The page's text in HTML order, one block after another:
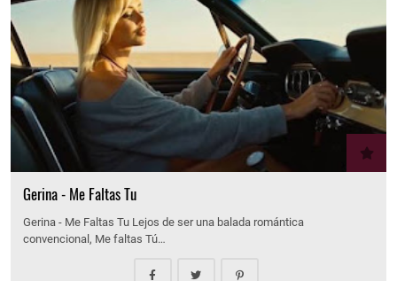
Gerina - Me Faltas Tu
Gerina - Me Faltas Tu Lejos de ser una balada romántica
convencional, Me faltas Tú…